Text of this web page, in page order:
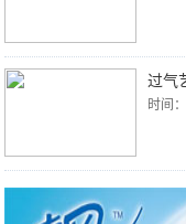
过气
时间